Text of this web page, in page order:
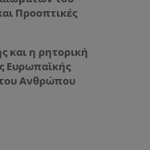
Προοπτικές
και η ρητορική
Ευρωπαϊκής
Ανθρώπου